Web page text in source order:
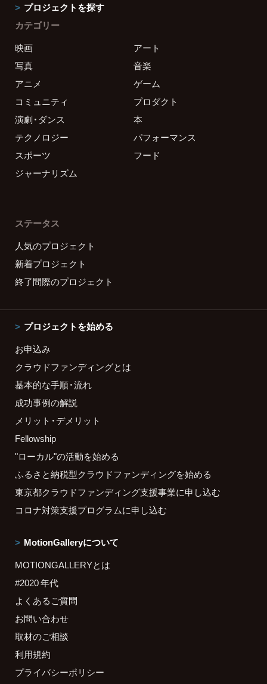
プロジェクトを探す
カテゴリー
映画
アート
写真
音楽
アニメ
ゲーム
コミュニティ
プロダクト
演劇・ダンス
本
テクノロジー
パフォーマンス
スポーツ
フード
ジャーナリズム
ステータス
人気のプロジェクト
新着プロジェクト
終了間際のプロジェクト
プロジェクトを始める
お申込み
クラウドファンディングとは
基本的な手順・流れ
成功事例の解説
メリット・デメリット
Fellowship
"ローカル"の活動を始める
ふるさと納税型クラウドファンディングを始める
東京都クラウドファンディング支援事業に申し込む
コロナ対策支援プログラムに申し込む
MotionGalleryについて
MOTIONGALLERYとは
#2020 年代
よくあるご質問
お問い合わせ
取材のご相談
利用規約
プライバシーポリシー